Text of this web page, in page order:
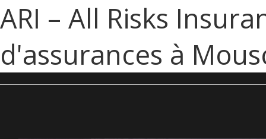
ARI – All Risks
d'assurances à